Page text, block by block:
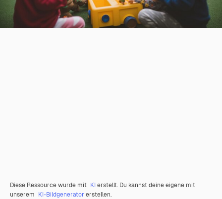
Diese Ressource wurde mit KIerstellt. Du kannst deine eigene mit
unserem KI-Bildgenerator erstellen.